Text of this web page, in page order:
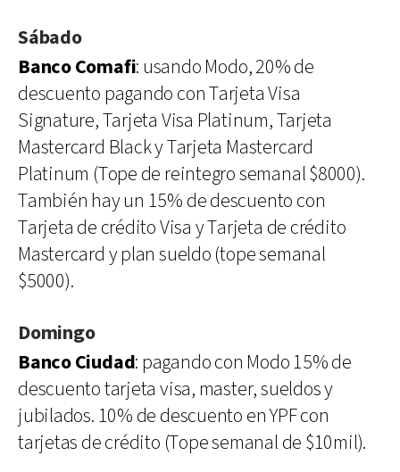
Sábado
Banco Comafi: usando Modo, 20% de
descuento pagando con Tarjeta Visa
Signature, Tarjeta Visa Platinum, Tarjeta
Mastercard Black y Tarjeta Mastercard
Platinum (Tope de reintegro semanal $8000).
También hay un 15% de descuento con
Tarjeta de crédito Visa y Tarjeta de crédito
Mastercard y plan sueldo (tope semanal
$5000).
Domingo
Banco Ciudad: pagando con Modo 15% de
descuento tarjeta visa, master, sueldos y
jubilados. 10% de descuento en YPF con
tarjetas de crédito (Tope semanal de $10mil).